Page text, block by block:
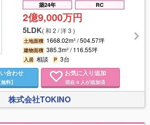
築24年 RC
2億9,000万円
5LDK(和 2 / 洋 3 )
土地面積 1668.02m² / 504.57坪
建物面積 385.3m² / 116.55坪
入居 相談P 3台
合わせ
無料】
お気に入り追加
現在 0 人が追加済
株式会社TOKINO